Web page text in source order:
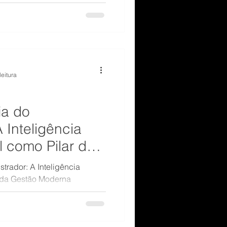
especialmente as
do
Inteligência
como Pilar da
A Inteligência
Gestão Moderna